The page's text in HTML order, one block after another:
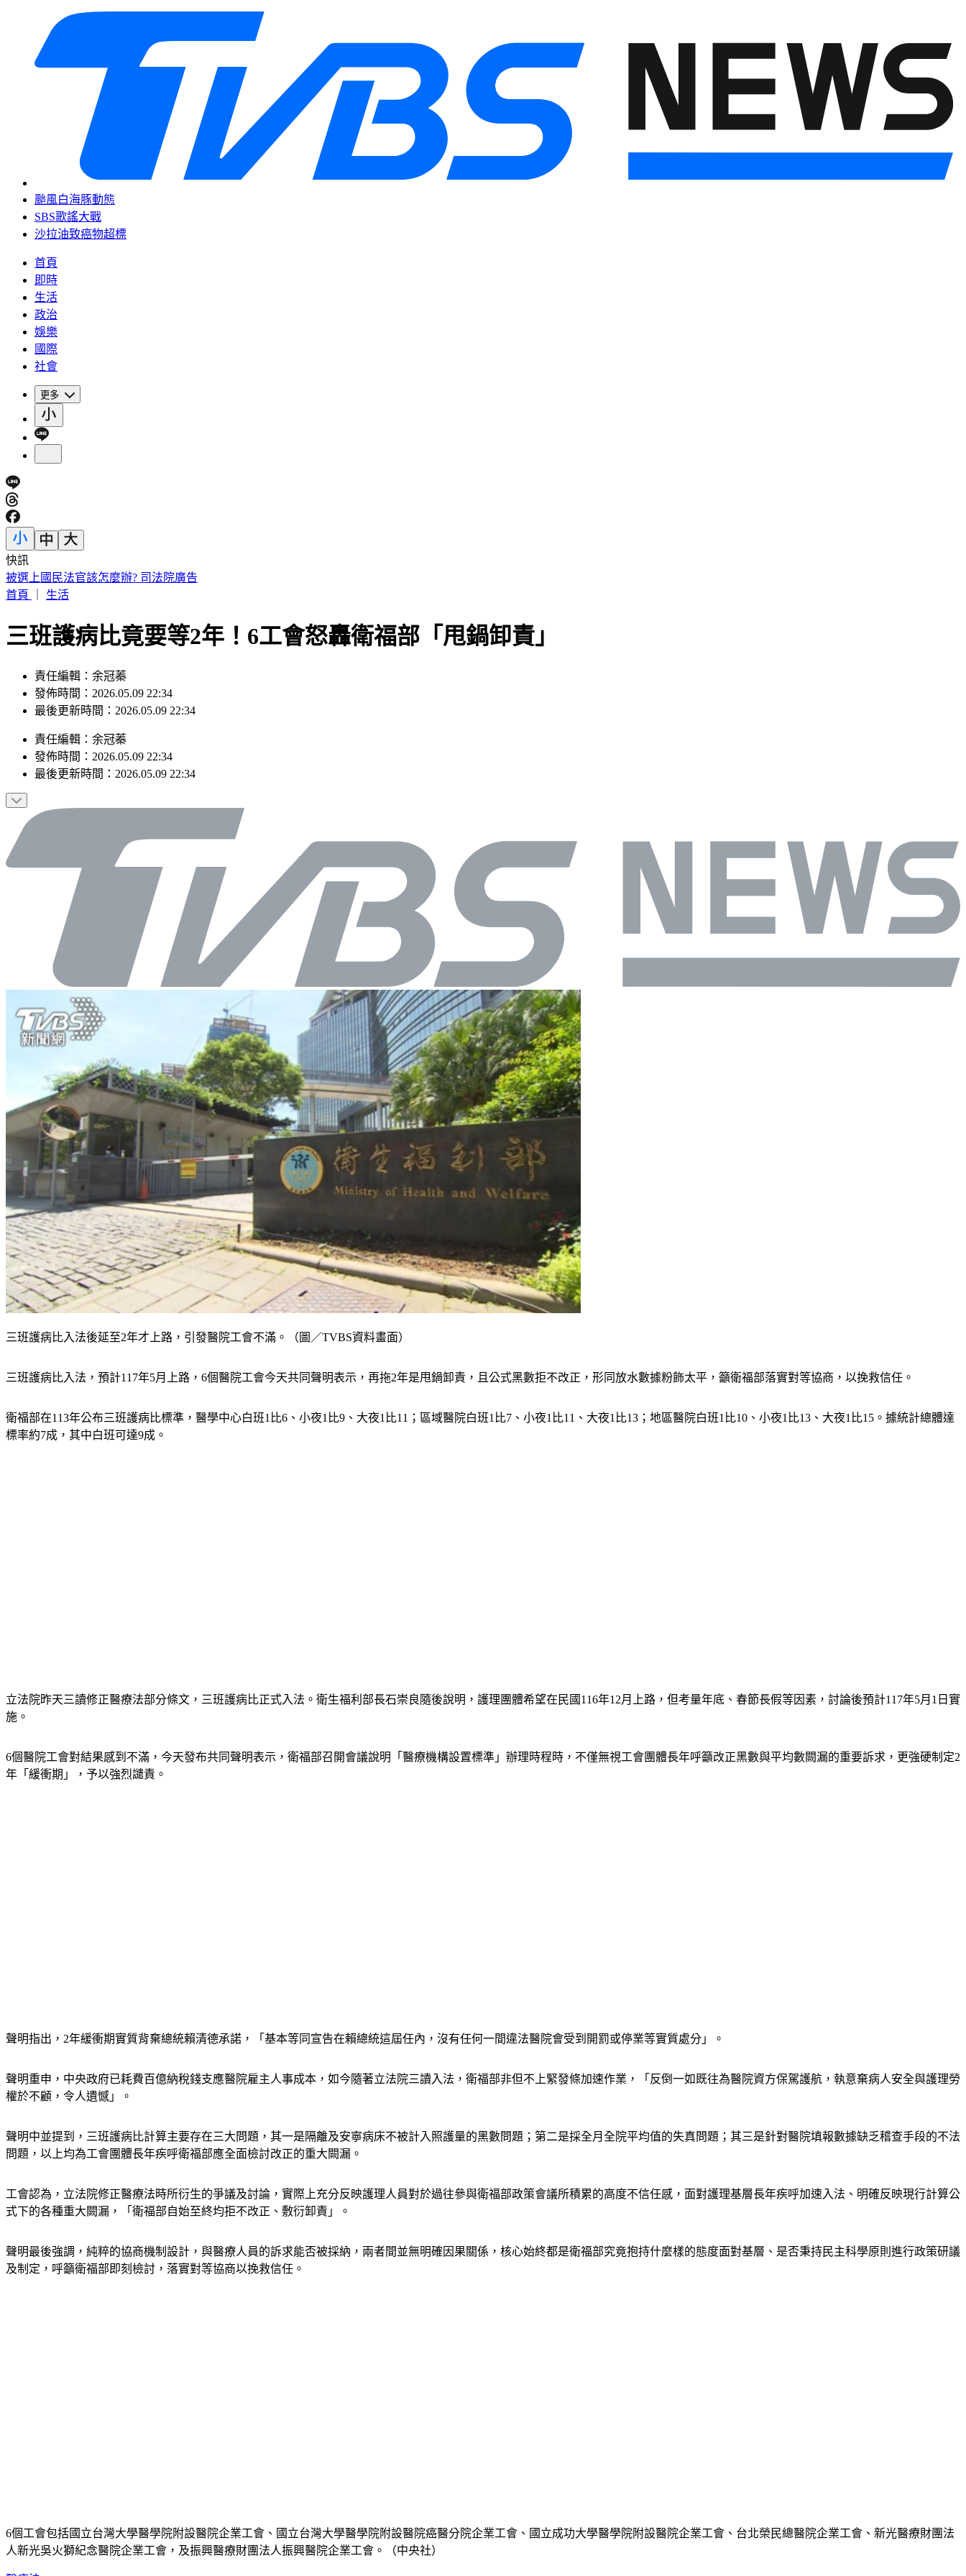
颱風白海豚動態
SBS歌謠大戰
沙拉油致癌物超標
首頁
即時
生活
政治
娛樂
國際
社會
更多
快訊
慈濟購疫苗遭詐10億！陳時中喊「跟我道歉」 蔣萬安回擊了
首頁
生活
三班護病比竟要等2年！6工會怒轟衛福部「甩鍋卸責」
責任編輯：余冠蓁
發佈時間：2026.05.09 22:34
最後更新時間：2026.05.09 22:34
責任編輯 ： 余冠蓁
發佈時間： 2026.05.09 22:34
最後更新時間： 2026.05.09 22:34
三班護病比入法後延至2年才上路，引發醫院工會不滿。（圖／TVBS資料畫面）
三班護病比入法，預計117年5月上路，6個醫院工會今天共同聲明表示，再拖2年是甩鍋卸責，且公式黑數拒不改正，形同放水數據粉飾太平，籲衛福部落實對等協商，以挽救信任。
衛福部在113年公布三班護病比標準，醫學中心白班1比6、小夜1比9、大夜1比11；區域醫院白班1比7、小夜1比11、大夜1比13；地區醫院白班1比10、小夜1比13、大夜1比15。據統計總體達
標率約7成，其中白班可達9成。
立法院昨天三讀修正醫療法部分條文，三班護病比正式入法。衛生福利部長石崇良隨後說明，護理團體希望在民國116年12月上路，但考量年底、春節長假等因素，討論後預計117年5月1日實
施。
6個醫院工會對結果感到不滿，今天發布共同聲明表示，衛福部召開會議說明「醫療機構設置標準」辦理時程時，不僅無視工會團體長年呼籲改正黑數與平均數闕漏的重要訴求，更強硬制定2
年「緩衝期」，予以強烈譴責。
聲明指出，2年緩衝期實質背棄總統賴清德承諾，「基本等同宣告在賴總統這屆任內，沒有任何一間違法醫院會受到開罰或停業等實質處分」。
聲明重申，中央政府已耗費百億納稅錢支應醫院雇主人事成本，如今隨著立法院三讀入法，衛福部非但不上緊發條加速作業，「反倒一如既往為醫院資方保駕護航，執意棄病人安全與護理勞
權於不顧，令人遺憾」。
聲明中並提到，三班護病比計算主要存在三大問題，其一是隔離及安寧病床不被計入照護量的黑數問題；第二是採全月全院平均值的失真問題；其三是針對醫院填報數據缺乏稽查手段的不法
問題，以上均為工會團體長年疾呼衛福部應全面檢討改正的重大闕漏。
工會認為，立法院修正醫療法時所衍生的爭議及討論，實際上充分反映護理人員對於過往參與衛福部政策會議所積累的高度不信任感，面對護理基層長年疾呼加速入法、明確反映現行計算公
式下的各種重大闕漏，「衛福部自始至終均拒不改正、敷衍卸責」。
聲明最後強調，純粹的協商機制設計，與醫療人員的訴求能否被採納，兩者間並無明確因果關係，核心始終都是衛福部究竟抱持什麼樣的態度面對基層、是否秉持民主科學原則進行政策研議
及制定，呼籲衛福部即刻檢討，落實對等協商以挽救信任。
6個工會包括國立台灣大學醫學院附設醫院企業工會、國立台灣大學醫學院附設醫院癌醫分院企業工會、國立成功大學醫學院附設醫院企業工會、台北榮民總醫院企業工會、新光醫療財團法
人新光吳火獅紀念醫院企業工會，及振興醫療財團法人振興醫院企業工會。（中央社）